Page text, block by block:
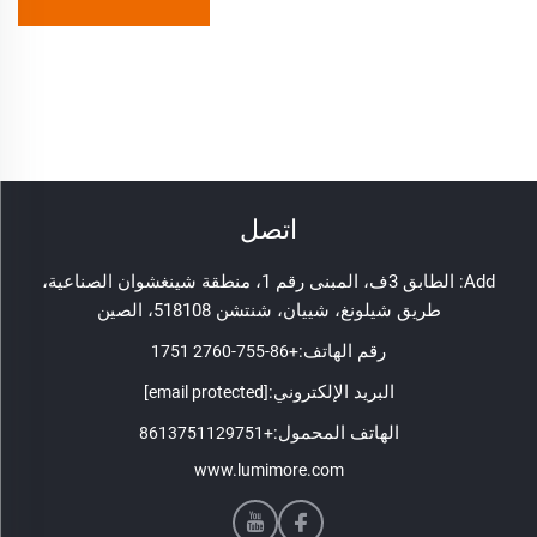
اتصل
Add: الطابق 3ف، المبنى رقم 1، منطقة شينغشوان الصناعية،
طريق شيلونغ، شييان، شنتشن 518108، الصين
رقم الهاتف:+86-755-2760 1751
البريد الإلكتروني:[email protected]
الهاتف المحمول:+8613751129751
www.lumimore.com